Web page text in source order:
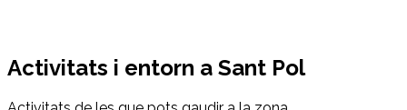
Activitats i entorn a Sant Pol